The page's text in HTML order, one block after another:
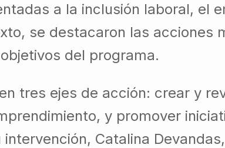
a la inclusión laboral, el
se destacaron las acciones
del programa.
tres ejes de acción: crear y
y promover
Catalina